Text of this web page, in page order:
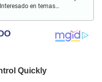
en temas
educación.